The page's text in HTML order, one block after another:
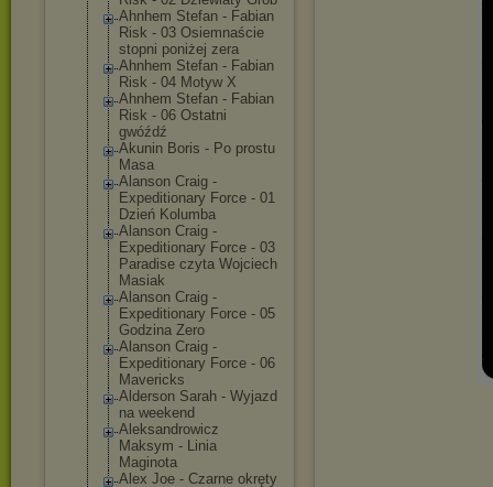
Ahnhem Stefan - Fabian
Risk - 03 Osiemnaście
stopni poniżej zera
Ahnhem Stefan - Fabian
Risk - 04 Motyw X
Ahnhem Stefan - Fabian
Risk - 06 Ostatni
gwóźdź
Akunin Boris - Po prostu
Masa
Alanson Craig -
Expeditionary Force - 01
Dzień Kolumba
Alanson Craig -
Expeditionary Force - 03
Paradise czyta Wojciech
Masiak
Alanson Craig -
Expeditionary Force - 05
Godzina Zero
Alanson Craig -
Expeditionary Force - 06
Mavericks
Alderson Sarah - Wyjazd
na weekend
Aleksandrowicz
Maksym - Linia
Maginota
Alex Joe - Czarne okręty